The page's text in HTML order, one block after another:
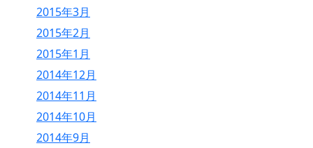
2015年3月
2015年2月
2015年1月
2014年12月
2014年11月
2014年10月
2014年9月